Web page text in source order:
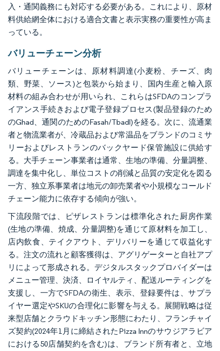
入・通関義務にも対応する必要がある。これにより、原材
料供給網全体における適合文書と表示実務の重要性が高ま
っている。
バリューチェーン分析
バリューチェーンは、原材料調達(小麦粉、チーズ、肉
類、野菜、ソース)と包装から始まり、国内生産と輸入原
材料の組み合わせが用いられ、これらはSFDAのコンプラ
イアンス手続きおよび電子登録プロセス(製品登録のため
のGhad、通関のためのFasah/Tbadl)を経る。次に、流通業
者と物流業者が、冷蔵品および常温品をブランドのコミサ
リーおよびレストランのバックヤード保管施設に供給す
る。大手チェーン事業者は通常、生地の準備、分量調整、
調達を集中化し、単位コストの削減と品質の安定化を図る
一方、独立系事業者は地元の卸売業者や小規模なコールド
チェーン能力に依存する傾向が強い。
下流段階では、ピザレストランは標準化された厨房作業
(生地の準備、焼成、分量調整)を通じて原材料を加工し、
店内飲食、テイクアウト、デリバリーを通じて収益化す
る。注文の流れと顧客獲得は、アグリゲーターと自社アプ
リによって形成される。デジタルスタックプロバイダーは
メニュー管理、決済、ロイヤルティ、配送ルーティングを
支援し、一方でSFDAの衛生、表示、登録要件は、サプラ
イヤー選定やSKUの合理化に影響を与える。展開戦略は従
来型店舗とクラウドキッチン形態にわたり、フランチャイ
ズ契約(2024年1月に締結されたPizza Innのサウジアラビア
における50店舗契約を含む)は、ブランド所有者と、立地